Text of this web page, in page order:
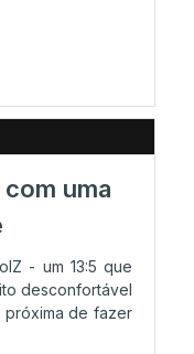
uma
- um 13:5 que
desconfortável
de fazer